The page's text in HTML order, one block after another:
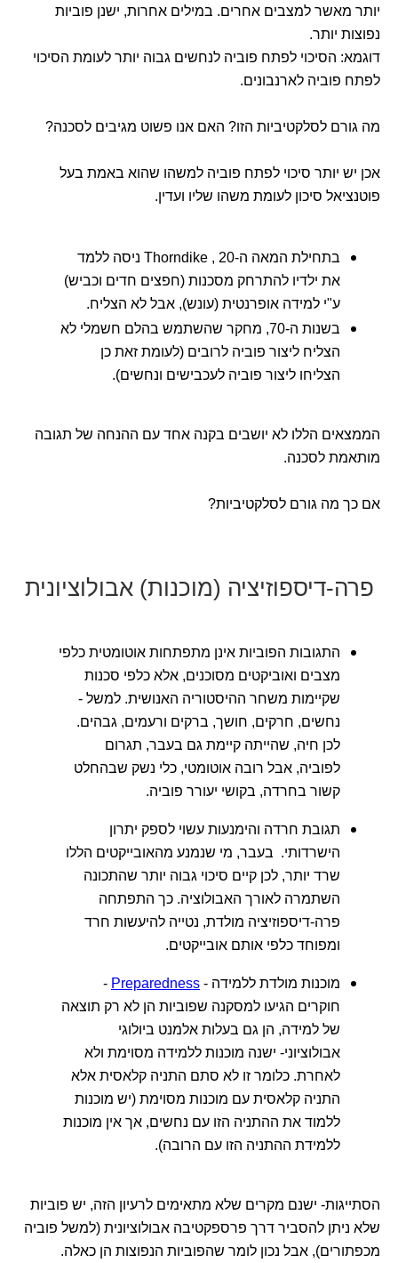
יותר מאשר למצבים אחרים. במילים אחרות, ישנן פוביות
נפוצות יותר.
דוגמא: הסיכוי לפתח פוביה לנחשים גבוה יותר לעומת הסיכוי
לפתח פוביה לארנבונים.
מה גורם לסלקטיביות הזו? האם אנו פשוט מגיבים לסכנה?
אכן יש יותר סיכוי לפתח פוביה למשהו שהוא באמת בעל
פוטנציאל סיכון לעומת משהו שליו ועדין.
בתחילת המאה ה-20 , Thorndike ניסה ללמד
את ילדיו להתרחק מסכנות (חפצים חדים וכביש)
ע"י למידה אופרנטית (עונש), אבל לא הצליח.
בשנות ה-70, מחקר שהשתמש בהלם חשמלי לא
הצליח ליצור פוביה לרובים (לעומת זאת כן
הצליחו ליצור פוביה לעכבישים ונחשים).
הממצאים הללו לא יושבים בקנה אחד עם ההנחה של תגובה
מותאמת לסכנה.
אם כך מה גורם לסלקטיביות?
פרה-דיספוזיציה (מוכנות) אבולוציונית
התגובות הפוביות אינן מתפתחות אוטומטית כלפי
מצבים ואוביקטים מסוכנים, אלא כלפי סכנות
שקיימות משחר ההיסטוריה האנושית. למשל -
נחשים, חרקים, חושך, ברקים ורעמים, גבהים.
לכן חיה, שהייתה קיימת גם בעבר, תגרום
לפוביה, אבל רובה אוטומטי, כלי נשק שבהחלט
קשור בחרדה, בקושי יעורר פוביה.
תגובת חרדה והימנעות עשוי לספק יתרון
הישרדותי. בעבר, מי שנמנע מהאובייקטים הללו
שרד יותר, לכן קיים סיכוי גבוה יותר שהתכונה
השתמרה לאורך האבולוציה. כך התפתחה
פרה-דיספוזיציה מולדת, נטייה להיעשות חרד
ומפוחד כלפי אותם אובייקטים.
מוכנות מולדת ללמידה - Preparedness
-
חוקרים הגיעו למסקנה שפוביות הן לא רק תוצאה
של למידה, הן גם בעלות אלמנט ביולוגי
אבולוציוני- ישנה מוכנות ללמידה מסוימת ולא
לאחרת. כלומר זו לא סתם התניה קלאסית אלא
התניה קלאסית עם מוכנות מסוימת (יש מוכנות
ללמוד את ההתניה הזו עם נחשים, אך אין מוכנות
ללמידת ההתניה הזו עם הרובה).
הסתייגות- ישנם מקרים שלא מתאימים לרעיון הזה, יש פוביות
שלא ניתן להסביר דרך פרספקטיבה אבולוציונית (למשל פוביה
מכפתורים), אבל נכון לומר שהפוביות הנפוצות הן כאלה.